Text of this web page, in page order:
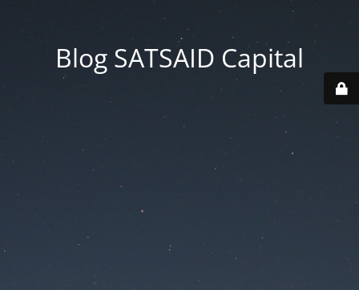
Blog SATSAID Capital